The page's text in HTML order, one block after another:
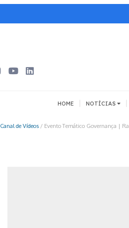
HOME NOTÍCIAS
Canal de Vídeos / Evento Temático Governança |